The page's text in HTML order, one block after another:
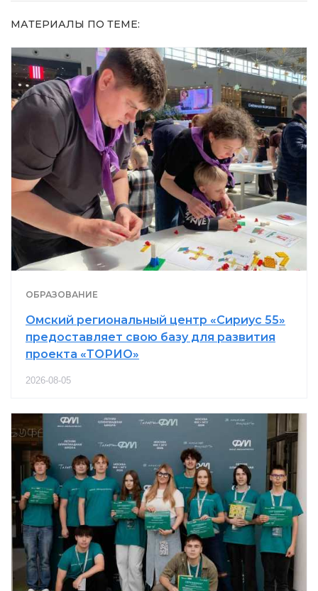
МАТЕРИАЛЫ ПО ТЕМЕ:
ОБРАЗОВАНИЕ
Омский региональный центр «Сириус 55»
предоставляет свою базу для развития
проекта «ТОРИО»
2026-08-05